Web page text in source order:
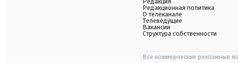
Редакционная политика
О телеканале
Телеведущие
Вакансии
Структура собственности
Все коммерческие рекламные